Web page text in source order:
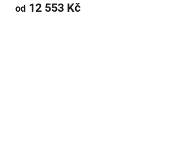
od12 553 Kč